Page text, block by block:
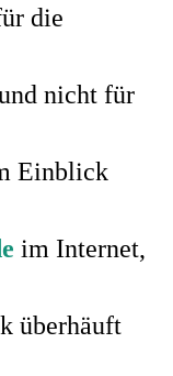
die
nicht für
Einblick
im Internet,
überhäuft